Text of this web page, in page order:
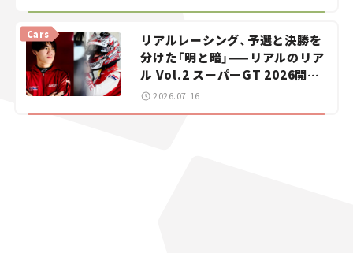
リアルレーシング、予選と決勝を
分けた「明と暗」——リアルのリア
ル Vol.2 スーパーGT 2026開幕
戦 岡山国際サーキット
Cars
2026.07.16